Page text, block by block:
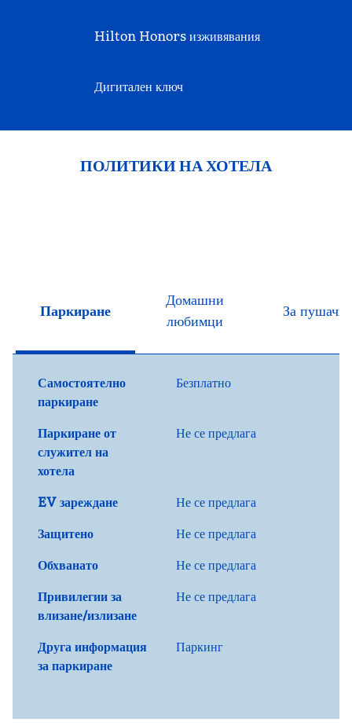
Hilton Honors изживявания
Дигитален ключ
ПОЛИТИКИ НА ХОТЕЛА
Паркиране
Домашни
любимци
За пушачи
Самостоятелно
паркиране
Безплатно
Паркиране от
служител на
хотела
Не се предлага
EV зареждане
Не се предлага
Защитено
Не се предлага
Обхванато
Не се предлага
Привилегии за
влизане/излизане
Не се предлага
Друга информация
за паркиране
Паркинг